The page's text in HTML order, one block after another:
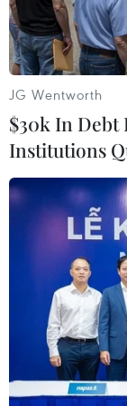
Bộ trưởng
Theo báo
phát biểu
Iran, Bộ
Katz, cho biết
JG Wentworth
$30k In Debt
Institutions